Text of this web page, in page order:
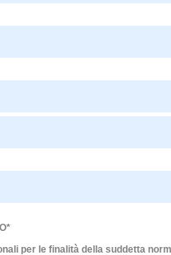
per le finalità della suddetta